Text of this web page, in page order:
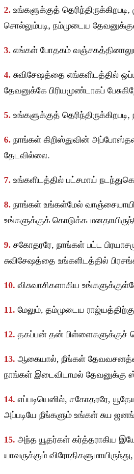
2. உங்களுக்குத்
சொல்லும்படி, நம்முடைய
3. எங்கள் போதகம் வஞ்சகத்தினாலும்
4. சுவிசேஷத்தை எங்களிடத்தில்
தேவனுக்கே பிரியமுண்டாகப்
5. உங்களுக்குத்
6. நாங்கள் கிறிஸ்துவின்
தேடவில்லை.
7. உங்களிடத்தில் பட்சமாய்
8. நாங்கள் உங்கள்மேல்
உங்களுக்குக் கொடுக்க
9. சகோதரரே, நாங்கள் பட்ட
சுவிசேஷத்தை உங்களிடத்தில்
10. விசுவாசிகளாகிய
11. மேலும், தம்முடைய
12. தகப்பன் தன் பிள்ளைகளுக்குச்
13. ஆகையால், நீங்கள்
நாங்கள் இடைவிடாமல் தேவனுக்கு
14. எப்படியெனில், சகோதரரே,
அப்படியே நீங்களும் உங்கள் சுய
15. அந்த யூதர்கள் கர்த்தராகிய
யாவருக்கும் விரோதிகளுமாயிருந்து,